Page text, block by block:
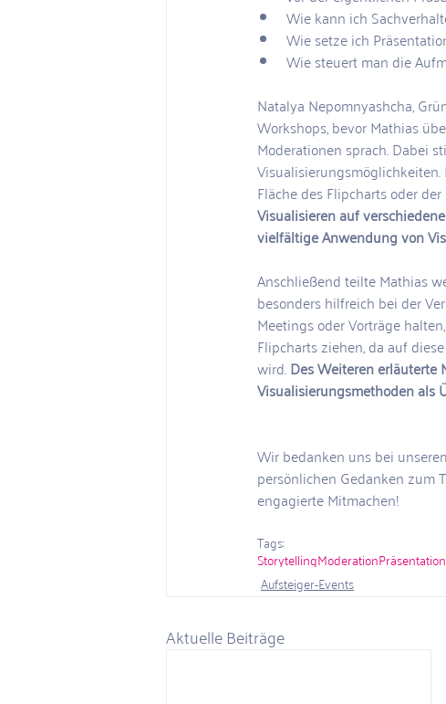
Wie kann ich
Wie setze ich
Wie steuert man die
Natalya Nepomnyashcha,
Workshops, bevor Mathias
Moderationen sprach. Dabei
Fläche des Flipcharts oder
Visualisieren auf
vielfältige Anwendung von
Anschließend teilte Mathias
besonders hilfreich bei der
Meetings oder Vorträge
Flipcharts ziehen, da auf
wird. Des Weiteren erläuterte
Visualisierungsmethoden als
Wir bedanken uns bei
persönlichen Gedanken zum
engagierte Mitmachen!
Tags:
StorytellingModerationPräsentation
Aufsteiger-Events
Aktuelle Beiträge